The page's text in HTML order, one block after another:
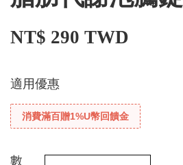
NT$ 290 TWD
適用優惠
消費滿百贈1%U幣回饋金
數